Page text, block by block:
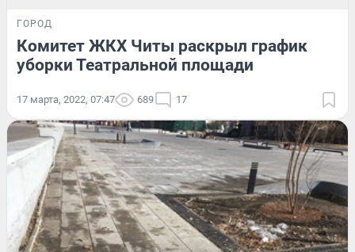
ГОРОД
Комитет ЖКХ Читы раскрыл график
уборки Театральной площади
17 марта, 2022, 07:47 689 17